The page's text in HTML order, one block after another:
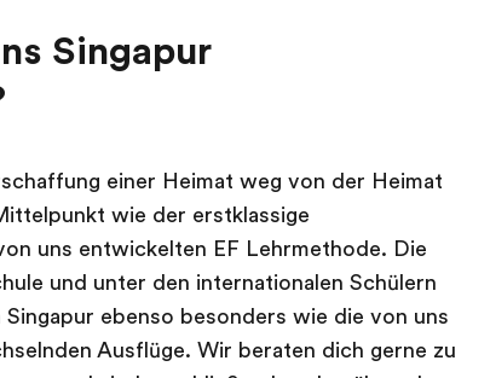
Singapur
einer Heimat weg von der Heimat
wie der erstklassige
uns entwickelten EF Lehrmethode. Die
und unter den internationalen Schülern
ebenso besonders wie die von uns
Ausflüge. Wir beraten dich gerne zu